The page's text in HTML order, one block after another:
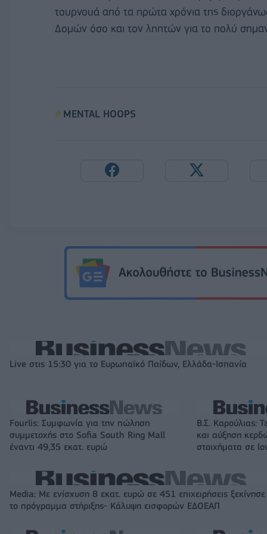
τουρνουά από τα πρώτα χρόνια της
Δομών όσο και τον ληπτών για το πολύ
MENTAL HOOPS
Live στις 15:30 για το Ευρωπαϊκό Παίδων, Ελλάδα-Ισπανία
Fourlis: Συμφωνία για την πώληση
συμμετοχής στο Sofia South Ring Mall
έναντι 49,35 εκατ. ευρώ
Β.Σ. Καρούλιας:
και αύξηση
στοιχήματα σε
Media: Με ενίσχυση 8 εκατ. ευρώ σε 451 επιχειρήσεις ξεκίνησε
το πρόγραμμα στήριξης- Κάλυψη εισφορών ΕΔΟΕΑΠ